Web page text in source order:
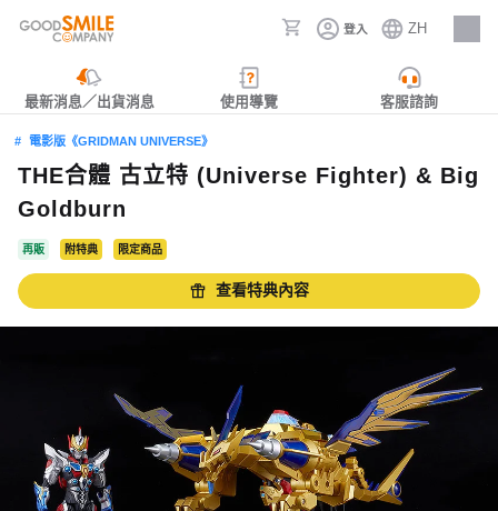
登入 ZH
人才招募
最新消息／出貨消息 使用導覽 客服諮詢
電影版《GRIDMAN UNIVERSE》
THE合體 古立特 (Universe Fighter) & Big
Goldburn
再販 附特典 限定商品
查看特典內容